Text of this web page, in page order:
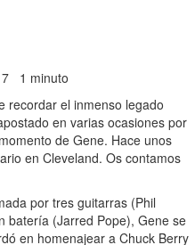
1 minuto
recordar el inmenso legado
en varias ocasiones por
de Gene. Hace unos
en Cleveland. Os contamos
por tres guitarras (Phil
batería (Jarred Pope), Gene se
en homenajear a Chuck Berry